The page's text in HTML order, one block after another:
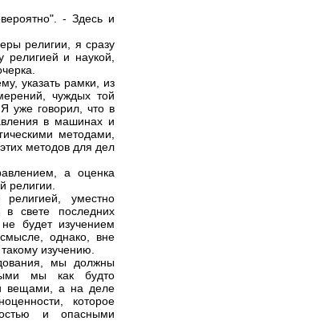
- Здесь и
религии, я сразу
и наукой,
указать рамки, из
чуждых той
уже говорил, что в
в машинах и
методами,
методов для дел
а оценка
религии.
уместно
в свете последних
будет изучением
однако, вне
изучению.
мы должны
мы как будто
вещами, а на деле
которое
и опасными